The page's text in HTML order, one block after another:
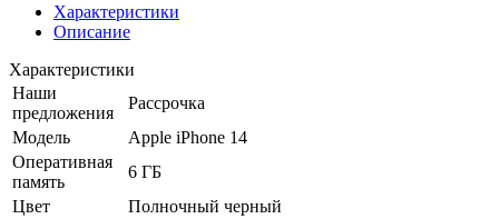
Характеристики
Описание
Характеристики
Наши
предложения
Рассрочка
Модель
Apple iPhone 14
Оперативная
память
6 ГБ
Цвет
Полночный черный